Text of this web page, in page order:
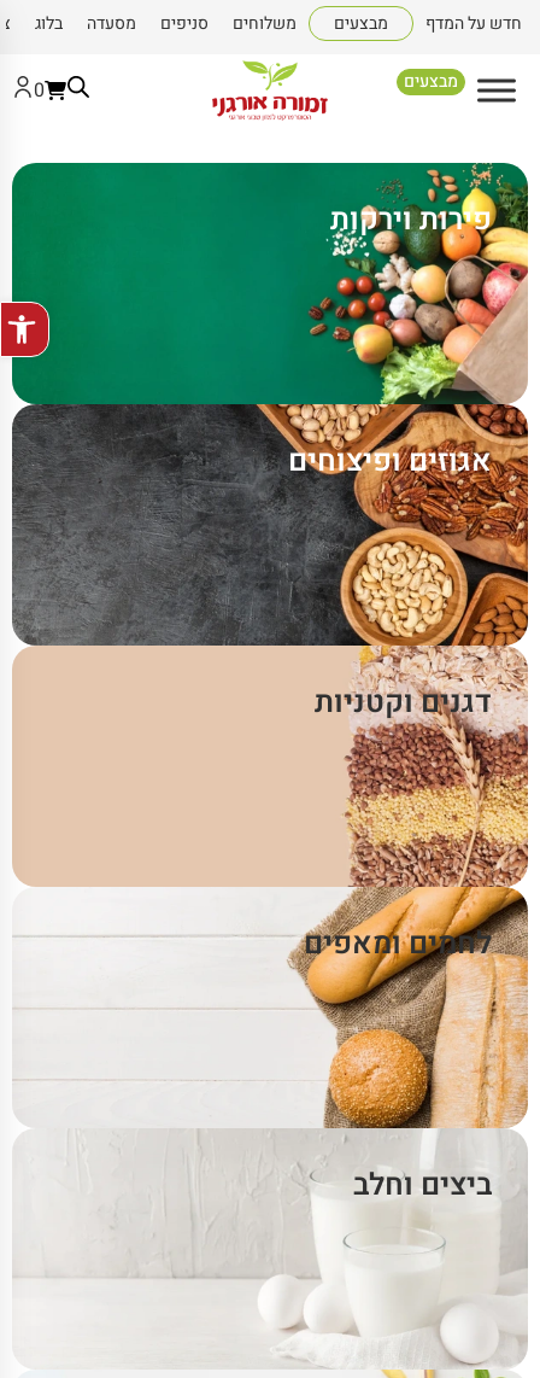
פתח
חדש על המדף מבצעים משלוחים סניפים מסעדה בלוג
מבצעים 0
פירות וירקות
אגוזים ופיצוחים
דגנים וקטניות
לחמים ומאפים
ביצים וחלב